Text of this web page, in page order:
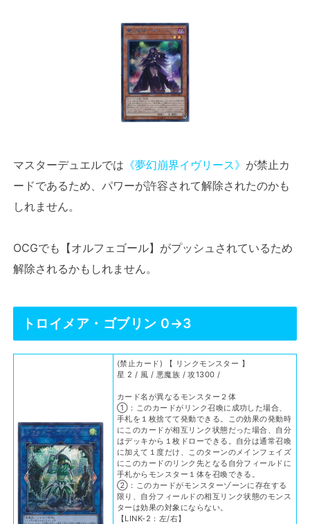
マスターデュエルでは 《夢幻崩界イヴリース》 が禁止カ
ードであるため、パワーが許容されて解除されたのかも
しれません。
OCGでも【オルフェゴール】がプッシュされているため
解除されるかもしれません。
トロイメア・ゴブリン 0→3
(禁止カード) 【 リンクモンスター 】
星 2 / 風 / 悪魔族 / 攻1300 /
カード名が異なるモンスター２体
①：このカードがリンク召喚に成功した場合、
手札を１枚捨てて発動できる。この効果の発動時
にこのカードが相互リンク状態だった場合、自分
はデッキから１枚ドローできる。自分は通常召喚
に加えて１度だけ、このターンのメインフェイズ
にこのカードのリンク先となる自分フィールドに
手札からモンスター１体を召喚できる。
②：このカードがモンスターゾーンに存在する
限り、自分フィールドの相互リンク状態のモンス
ターは効果の対象にならない。
【LINK-2：左/右】